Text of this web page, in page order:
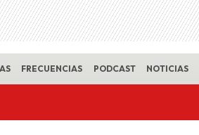
FRECUENCIAS PODCAST NOTICIAS